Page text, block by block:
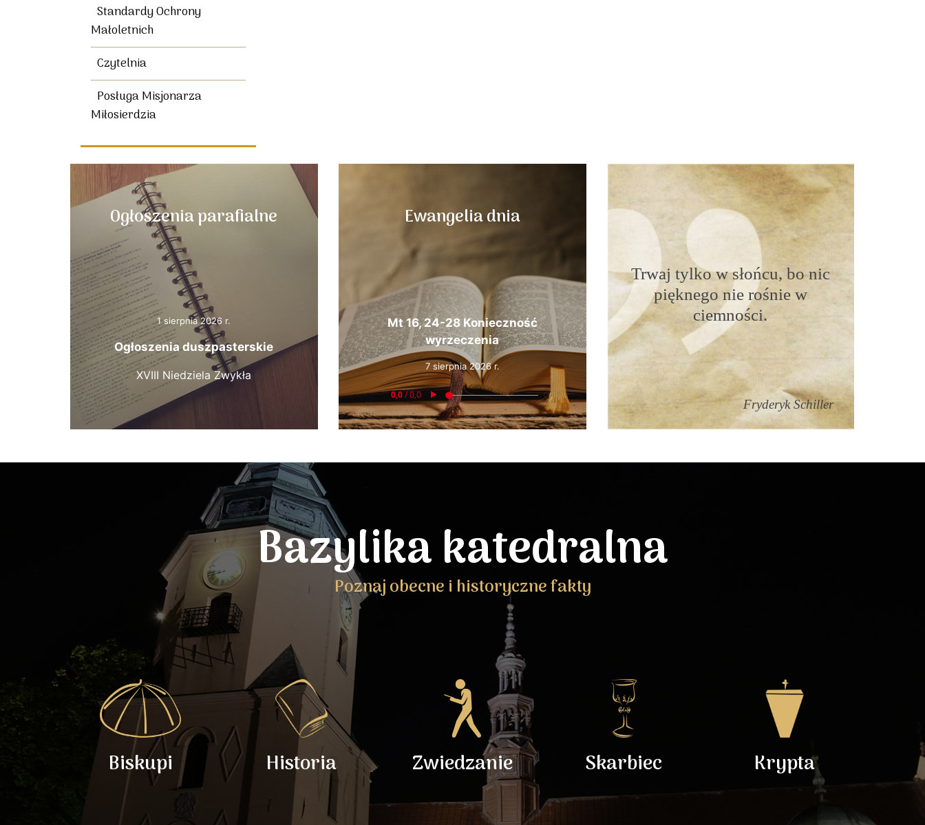
Standardy Ochrony
Małoletnich
Czytelnia
Posługa Misjonarza
Miłosierdzia
Ogłoszenia parafialne
1 sierpnia 2026 r.
Ogłoszenia duszpasterskie
XVIII Niedziela Zwykła
Ewangelia dnia
Mt 16, 24-28 Konieczność
wyrzeczenia
7 sierpnia 2026 r.
Trwaj tylko w słońcu, bo nic
pięknego nie rośnie w
ciemności.
Fryderyk Schiller
Bazylika katedralna
Poznaj obecne i historyczne fakty
Biskupi Historia Zwiedzanie Skarbiec Krypta